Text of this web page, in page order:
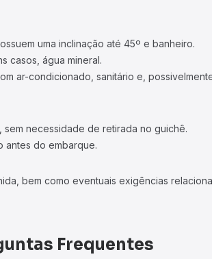
uma inclinação até 45º e banheiro.
casos, água mineral.
ar-condicionado, sanitário e,
necessidade de retirada no guichê.
antes do embarque.
bem como eventuais exigências
Frequentes